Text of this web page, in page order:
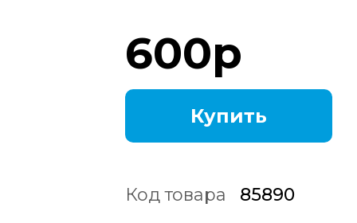
600р
Купить
Код товара
85890